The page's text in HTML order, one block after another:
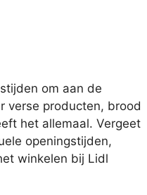
om aan de
verse producten, brood
het allemaal. Vergeet
openingstijden,
winkelen bij Lidl